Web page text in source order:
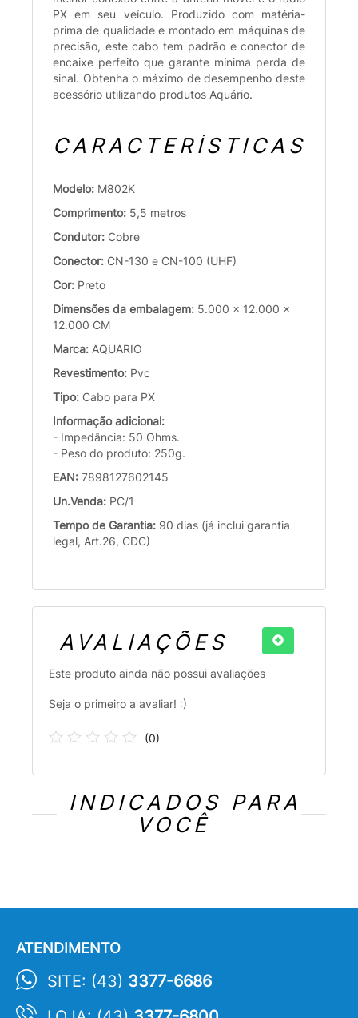
PX em seu veículo. Produzido com matéria-
prima de qualidade e montado em máquinas de
precisão, este cabo tem padrão e conector de
encaixe perfeito que garante mínima perda de
sinal. Obtenha o máximo de desempenho deste
acessório utilizando produtos Aquário.
CARACTERÍSTICAS
Modelo: M802K
Comprimento: 5,5 metros
Condutor: Cobre
Conector: CN-130 e CN-100 (UHF)
Cor: Preto
Dimensões da embalagem: 5.000 x 12.000 x
12.000 CM
Marca: AQUARIO
Revestimento: Pvc
Tipo: Cabo para PX
Informação adicional:
- Impedância: 50 Ohms.
- Peso do produto: 250g.
EAN: 7898127602145
Un.Venda: PC/1
Tempo de Garantia: 90 dias (já inclui garantia
legal, Art.26, CDC)
AVALIAÇÕES
Este produto ainda não possui avaliações
Seja o primeiro a avaliar! :)
(0)
INDICADOS PARA
VOCÊ
ATENDIMENTO
SITE: (43) 3377-6686